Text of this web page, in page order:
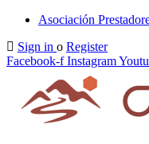
Asociación
Sign in o Register
Facebook-f Instagram